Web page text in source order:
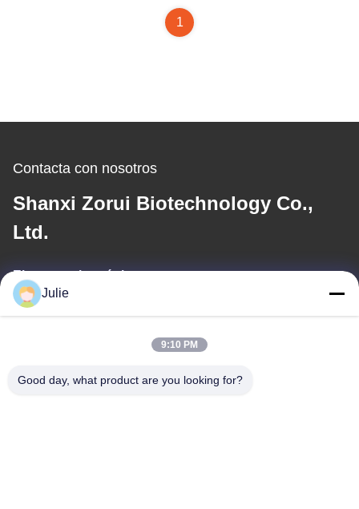
1
Contacta con nosotros
Shanxi Zorui Biotechnology Co.,
Ltd.
El correo electrónico
Julie
9:10 PM
Good day, what product are you looking for?